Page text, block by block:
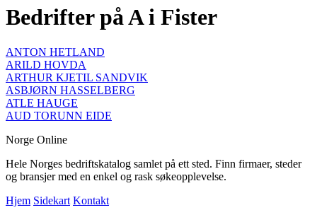
Bedrifter på A i Fister
ANTON HETLAND
ARILD HOVDA
ARTHUR KJETIL SANDVIK
ASBJØRN HASSELBERG
ATLE HAUGE
AUD TORUNN EIDE
Norge Online
Hele Norges bedriftskatalog samlet på ett sted. Finn firmaer, steder
og bransjer med en enkel og rask søkeopplevelse.
Hjem Sidekart Kontakt